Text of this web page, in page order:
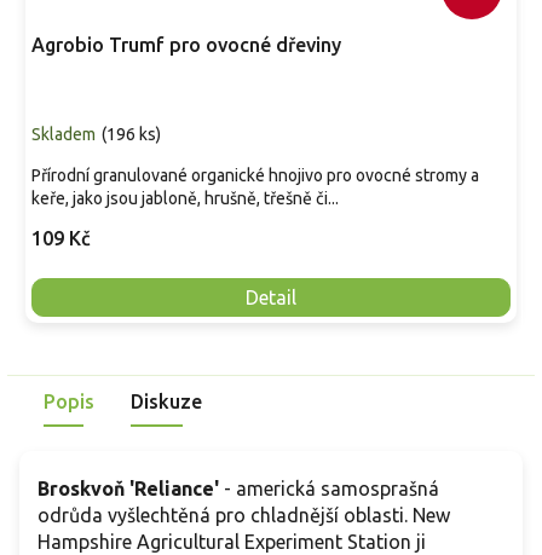
Agrobio Trumf pro ovocné dřeviny
Skladem (196 ks)
109 Kč
Detail
Přírodní granulované organické hnojivo pro ovocné stromy a
keře, jako jsou jabloně, hrušně, třešně či...
Popis Diskuze
Broskvoň 'Reliance' - americká samosprašná
odrůda vyšlechtěná pro chladnější oblasti. New
Hampshire Agricultural Experiment Station ji